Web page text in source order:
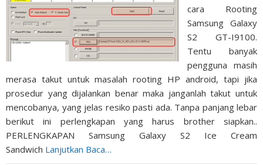
cara Rooting
Samsung Galaxy
S2 GT-I9100.
Tentu banyak
pengguna masih
merasa takut untuk masalah rooting HP android, tapi jika
prosedur yang dijalankan benar maka janganlah takut untuk
mencobanya, yang jelas resiko pasti ada. Tanpa panjang lebar
berikut ini perlengkapan yang harus brother siapkan..
PERLENGKAPAN Samsung Galaxy S2 Ice Cream
Sandwich Lanjutkan Baca…